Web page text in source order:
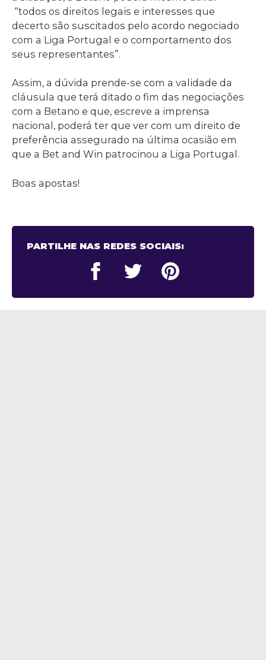
“todos os direitos legais e interesses que
decerto são suscitados pelo acordo negociado
com a Liga Portugal e o comportamento dos
seus representantes”.
Assim, a dúvida prende-se com a validade da
cláusula que terá ditado o fim das negociações
com a Betano e que, escreve a imprensa
nacional, poderá ter que ver com um direito de
preferência assegurado na última ocasião em
que a Bet and Win patrocinou a Liga Portugal.
Boas apostas!
PARTILHE NAS REDES SOCIAIS: